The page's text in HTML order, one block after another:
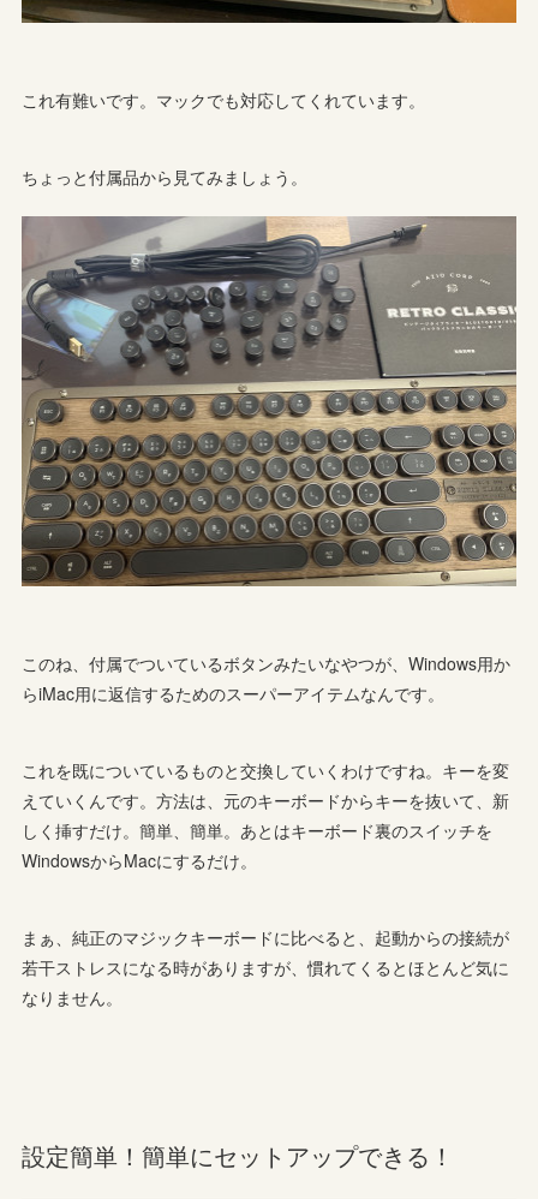
これ有難いです。マックでも対応してくれています。
ちょっと付属品から見てみましょう。
このね、付属でついているボタンみたいなやつが、Windows用か
らiMac用に返信するためのスーパーアイテムなんです。
これを既についているものと交換していくわけですね。キーを変
えていくんです。方法は、元のキーボードからキーを抜いて、新
しく挿すだけ。簡単、簡単。あとはキーボード裏のスイッチを
WindowsからMacにするだけ。
まぁ、純正のマジックキーボードに比べると、起動からの接続が
若干ストレスになる時がありますが、慣れてくるとほとんど気に
なりません。
設定簡単！簡単にセットアップできる！